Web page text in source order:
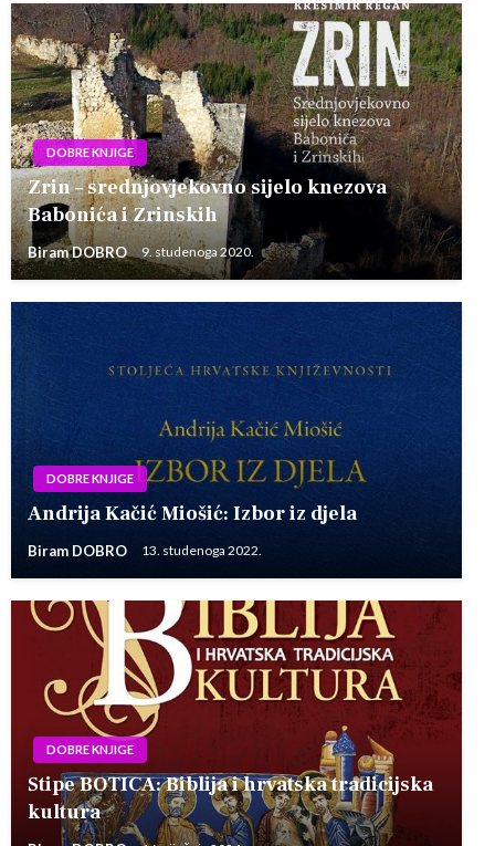
DOBRE KNJIGE
Zrin – srednjovjekovno sijelo knezova
Babonića i Zrinskih
Biram DOBRO 9. studenoga 2020.
DOBRE KNJIGE
Andrija Kačić Miošić: Izbor iz djela
Biram DOBRO 13. studenoga 2022.
DOBRE KNJIGE
Stipe BOTICA: Biblija i hrvatska tradicijska
kultura